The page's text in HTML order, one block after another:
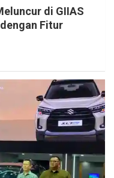
di GIIAS
Fitur